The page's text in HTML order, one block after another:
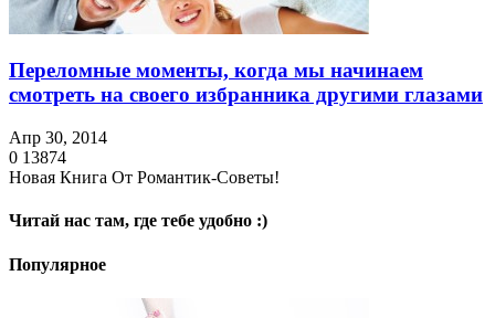
Переломные моменты, когда мы начинаем
смотреть на своего избранника другими глазами
Апр 30, 2014
0 13874
Новая Книга От Романтик-Советы!
Читай нас там, где тебе удобно :)
Популярное